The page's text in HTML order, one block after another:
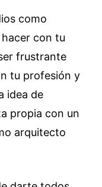
como
con tu
frustrante
tu profesión y
idea de
propia con un
arquitecto